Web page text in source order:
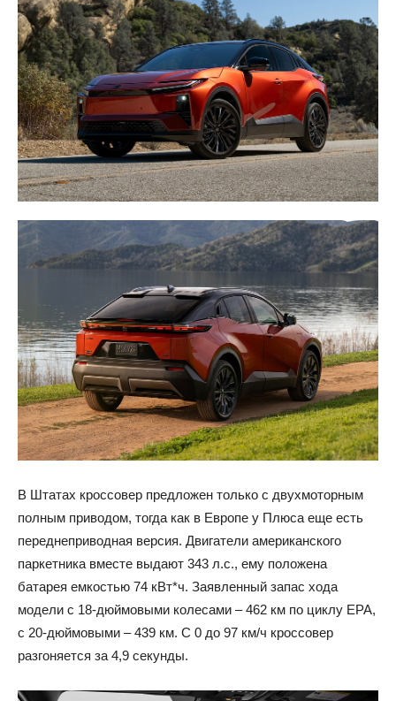
В Штатах кроссовер предложен только с двухмоторным
полным приводом, тогда как в Европе у Плюса еще есть
переднеприводная версия. Двигатели американского
паркетника вместе выдают 343 л.с., ему положена
батарея емкостью 74 кВт*ч. Заявленный запас хода
модели с 18-дюймовыми колесами – 462 км по циклу EPA,
с 20-дюймовыми – 439 км. С 0 до 97 км/ч кроссовер
разгоняется за 4,9 секунды.